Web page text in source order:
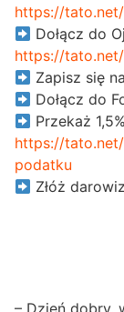
https://
Dołącz do
https://
Zapisz się
Dołącz do
Przekaż
https://
podatku
Złóż